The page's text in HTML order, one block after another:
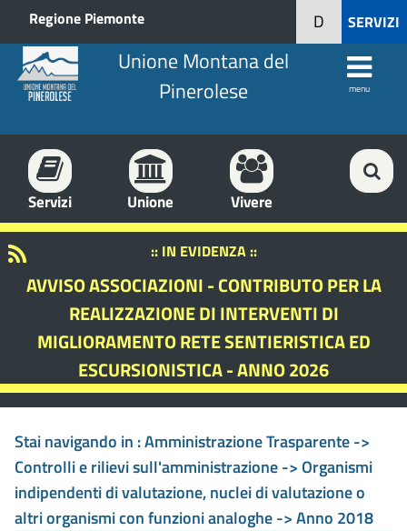
Regione Piemonte SERVIZI
D
Unione Montana del
Pinerolese
menu
Servizi Unione Vivere
:: IN EVIDENZA ::
AVVISO ASSOCIAZIONI - CONTRIBUTO PER LA
REALIZZAZIONE DI INTERVENTI DI
MIGLIORAMENTO RETE SENTIERISTICA ED
ESCURSIONISTICA - ANNO 2026
Stai navigando in :Amministrazione Trasparente ->
Controlli e rilievi sull'amministrazione -> Organismi
indipendenti di valutazione, nuclei di valutazione o
altri organismi con funzioni analoghe -> Anno 2018